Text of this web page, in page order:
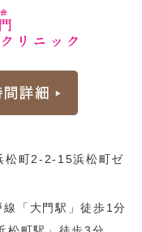
松町2-2-15浜松町ゼ
「大門駅」徒歩1分